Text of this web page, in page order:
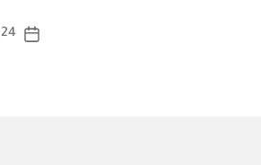
تاريخ
24 يونيو 2024